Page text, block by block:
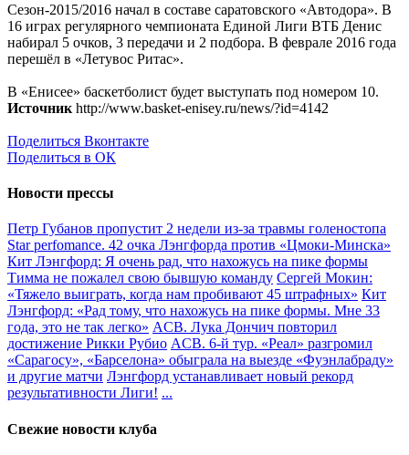
Сезон-2015/2016 начал в составе саратовского «Автодора». В
16 играх регулярного чемпионата Единой Лиги ВТБ Денис
набирал 5 очков, 3 передачи и 2 подбора. В феврале 2016 года
перешёл в «Летувос Ритас».
В «Енисее» баскетболист будет выступать под номером 10.
Источник http://www.basket-enisey.ru/news/?id=4142
Поделиться Вконтакте
Поделиться в ОК
Новости прессы
Петр Губанов пропустит 2 недели из-за травмы голеностопа
Star perfomance. 42 очка Лэнгфорда против «Цмоки-Минска»
Кит Лэнгфорд: Я очень рад, что нахожусь на пике формы
Тимма не пожалел свою бывшую команду Сергей Мокин:
«Тяжело выиграть, когда нам пробивают 45 штрафных» Кит
Лэнгфорд: «Рад тому, что нахожусь на пике формы. Мне 33
года, это не так легко» ACB. Лука Дончич повторил
достижение Рикки Рубио ACB. 6-й тур. «Реал» разгромил
«Сарагосу», «Барселона» обыграла на выезде «Фуэнлабраду»
и другие матчи Лэнгфорд устанавливает новый рекорд
результативности Лиги! ...
Свежие новости клуба